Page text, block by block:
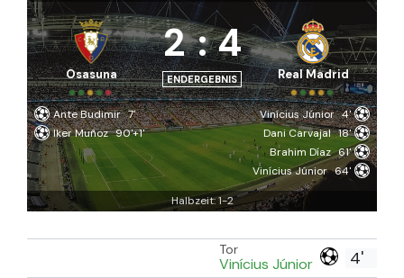
Osasuna
2 : 4
ENDERGEBNIS Real Madrid
Ante Budimir 7'
Iker Muñoz 90'+1'
Vinícius Júnior 4'
Dani Carvajal 18'
Brahim Díaz 61'
Vinícius Júnior 64'
Halbzeit: 1-2
4'
Tor
Vinícius Júnior